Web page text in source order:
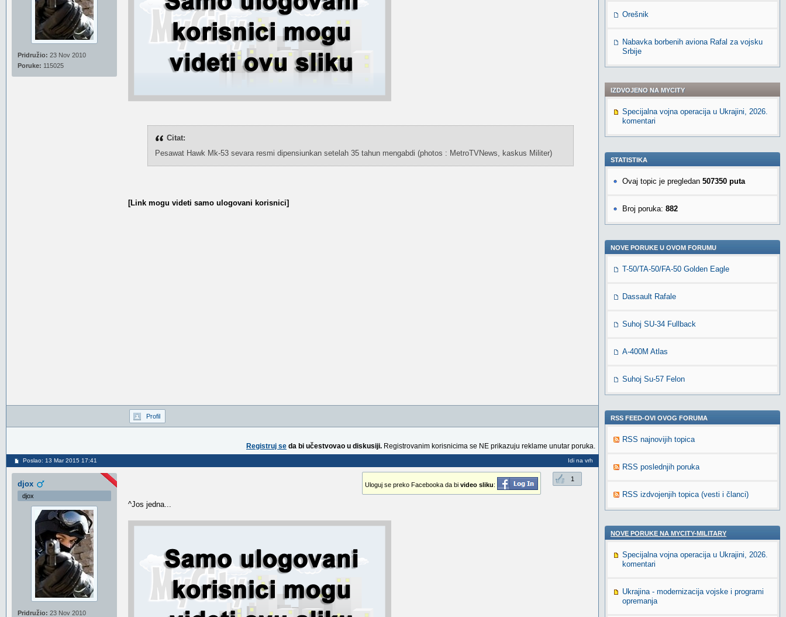
Pridružio: 23 Nov 2010
Poruke: 115025
Citat:
Pesawat Hawk Mk-53 sevara resmi dipensiunkan setelah 35 tahun mengabdi (photos : MetroTVNews, kaskus Militer)
[Link mogu videti samo ulogovani korisnici]
Profil
Registruj se da bi učestvovao u diskusiji. Registrovanim korisnicima se NE prikazuju reklame unutar poruka.
Poslao: 13 Mar 2015 17:41 Idi na vrh
djox
djox
Pridružio: 23 Nov 2010
1
Uloguj se preko Facebooka da bi video sliku:
^Jos jedna...
Orešnik
Nabavka borbenih aviona Rafal za vojsku
Srbije
IZDVOJENO NA MYCITY
Specijalna vojna operacija u Ukrajini, 2026.
komentari
STATISTIKA
Ovaj topic je pregledan 507350 puta
Broj poruka: 882
NOVE PORUKE U OVOM FORUMU
T-50/TA-50/FA-50 Golden Eagle
Dassault Rafale
Suhoj SU-34 Fullback
A-400M Atlas
Suhoj Su-57 Felon
RSS FEED-OVI OVOG FORUMA
RSS najnovijih topica
RSS poslednjih poruka
RSS izdvojenjih topica (vesti i članci)
NOVE PORUKE NA MYCITY-MILITARY
Specijalna vojna operacija u Ukrajini, 2026.
komentari
Ukrajina - modernizacija vojske i programi
opremanja